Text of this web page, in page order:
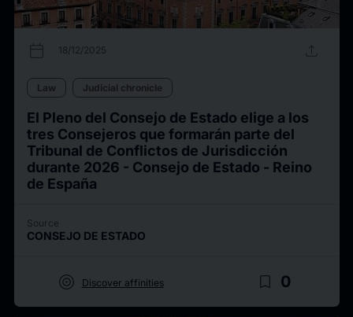
calendar_today 18/12/2025 upload
Law Judicial chronicle
El Pleno del Consejo de Estado elige a los
tres Consejeros que formarán parte del
Tribunal de Conflictos de Jurisdicción
durante 2026 - Consejo de Estado - Reino
de España
Source
CONSEJO DE ESTADO
target Discover affinities bookmark_border 0